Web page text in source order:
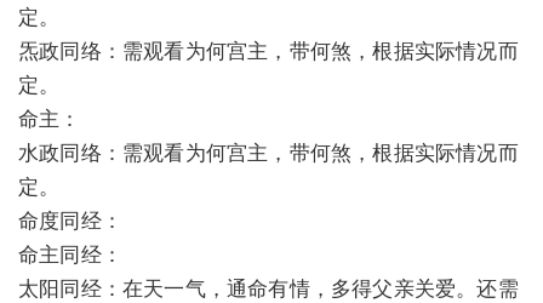
定。
炁政同络：需观看为何宫主，带何煞，根据实际情况而
定。
命主：
水政同络：需观看为何宫主，带何煞，根据实际情况而
定。
命度同经：
命主同经：
太阳同经：在天一气，通命有情，多得父亲关爱。还需